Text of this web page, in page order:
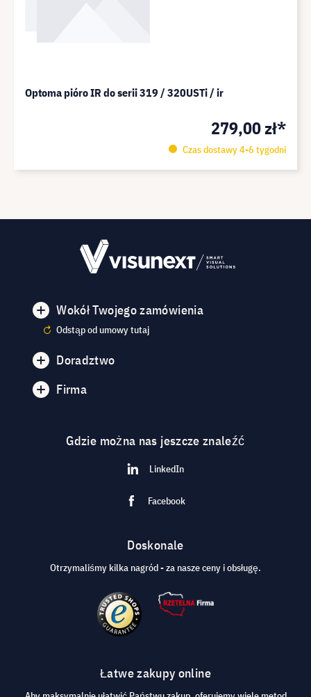
Optoma pióro IR do serii 319 / 320USTi / ir
279,00 zł*
Czas dostawy 4-6 tygodni
Wokół Twojego zamówienia
Odstąp od umowy tutaj
Doradztwo
Firma
Gdzie można nas jeszcze znaleźć
LinkedIn
Facebook
Doskonale
Otrzymaliśmy kilka nagród - za nasze ceny i obsługę.
Łatwe zakupy online